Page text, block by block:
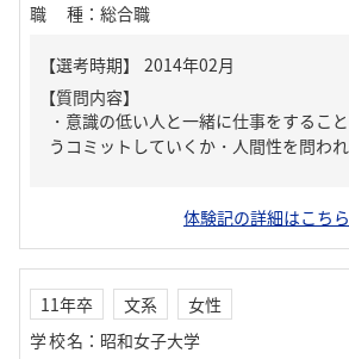
職種 ： 総合職
【質問内容】
・意識の低い人と一緒に仕事をするこ
うコミットしていくか・人間性を問わ
体験記の詳細はこちら
11年卒 文系
女性
学校名 ： 昭和女子大学